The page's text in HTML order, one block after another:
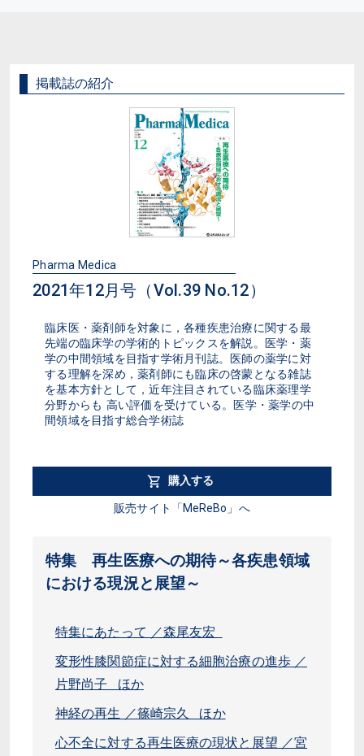
掲載誌の紹介
Pharma Medica
2021年12月号（Vol.39 No.12）
臨床医・薬剤師を対象に，各種疾患治療に関する最
先端の臨床学の学術的トピックスを解説。医学・薬
学の中間領域を目指す学術月刊誌。医師の薬学に対
する理解を深め，薬剤師にも臨床の啓蒙となる雑誌
を基本方針として，近年注目されている臨床薬理学
分野からも 高い評価を受けている。医学・薬学の中
間領域を目指す総合学術誌
購入する
販売サイト「MeReBo」へ
特集 再生医療への期待～各疾患領域
における現況と展望～
特集にあたって ／森尾友宏
変形性膝関節症に対する細胞治療の進歩 ／
片野尚子 ほか
神経の再生 ／篠崎宗久 ほか
心不全に対する再生医療の現状と展望 ／宮